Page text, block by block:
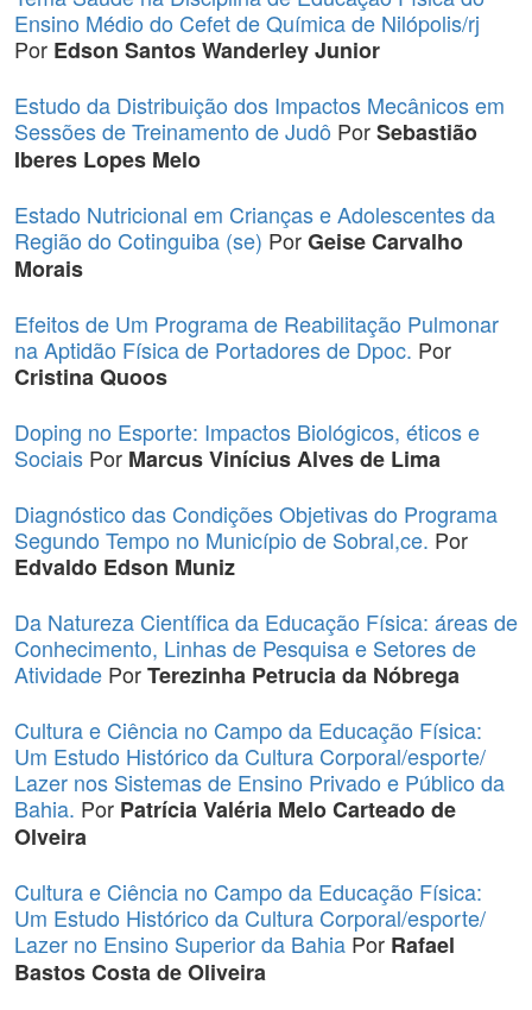
Ensino Médio do Cefet de Química de Nilópolis/rj
Por Edson Santos Wanderley Junior
Estudo da Distribuição dos Impactos Mecânicos em
Sessões de Treinamento de Judô PorSebastião
Iberes Lopes Melo
Estado Nutricional em Crianças e Adolescentes da
Região do Cotinguiba (se) PorGeise Carvalho
Morais
Efeitos de Um Programa de Reabilitação Pulmonar
na Aptidão Física de Portadores de Dpoc. Por
Cristina Quoos
Doping no Esporte: Impactos Biológicos, éticos e
Sociais Por Marcus Vinícius Alves de Lima
Diagnóstico das Condições Objetivas do Programa
Segundo Tempo no Município de Sobral,ce. Por
Edvaldo Edson Muniz
Da Natureza Científica da Educação Física: áreas de
Conhecimento, Linhas de Pesquisa e Setores de
Atividade PorTerezinha Petrucia da Nóbrega
Cultura e Ciência no Campo da Educação Física:
Um Estudo Histórico da Cultura Corporal/esporte/
Lazer nos Sistemas de Ensino Privado e Público da
Bahia. Por Patrícia Valéria Melo Carteado de
Olveira
Cultura e Ciência no Campo da Educação Física:
Um Estudo Histórico da Cultura Corporal/esporte/
Lazer no Ensino Superior da Bahia Por Rafael
Bastos Costa de Oliveira